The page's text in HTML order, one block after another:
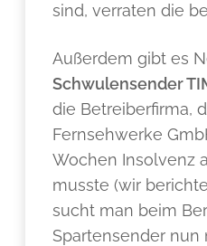
sind, verraten die
Außerdem gibt es
Schwulensender
die Betreiberfirma,
Fernsehwerke
Wochen Insolvenz
musste (wir
sucht man beim
Spartensender nun